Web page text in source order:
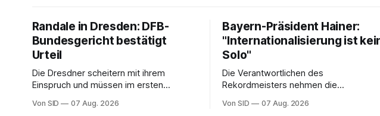
Randale in Dresden: DFB-
Bundesgericht bestätigt
Urteil
Die Dresdner scheitern mit ihrem
Einspruch und müssen im ersten
Teil ihrer Fans verzichten.
Von SID 07 Aug. 2026
Bayern-Präsident Hainer:
"Internationalisierung ist
Solo"
Die Verantwortlichen des
Rekordmeisters nehmen die
Asienreise einmal mehr in die Pflicht.
Von SID 07 Aug. 2026